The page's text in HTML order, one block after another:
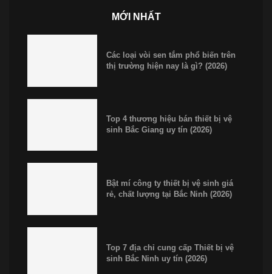
MỚI NHẤT
Các loại vòi sen tắm phổ biến trên
thị trường hiện nay là gì? (2026)
Top 4 thương hiệu bán thiết bị vệ
sinh Bắc Giang uy tín (2026)
Bật mí công ty thiết bị vệ sinh giá
rẻ, chất lượng tại Bắc Ninh (2026)
Top 7 địa chỉ cung cấp Thiết bị vệ
sinh Bắc Ninh uy tín (2026)